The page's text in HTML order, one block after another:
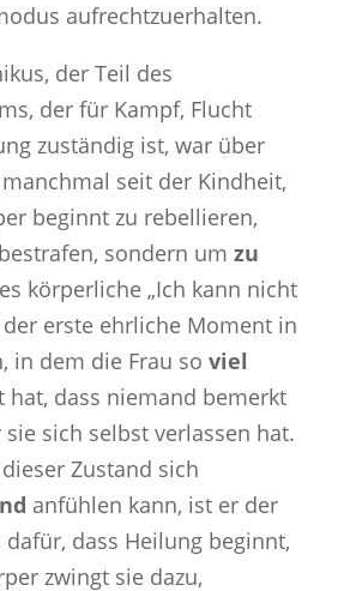
aufrechtzuerhalten.
der Teil des
der für Kampf, Flucht
zuständig ist, war über
seit der Kindheit,
beginnt zu rebellieren,
sondern um zu
körperliche „Ich kann nicht
erste ehrliche Moment in
in dem die Frau so viel
hat, dass niemand bemerkt
sich selbst verlassen hat.
Zustand sich
anfühlen kann, ist er der
dafür, dass Heilung beginnt,
zwingt sie dazu,